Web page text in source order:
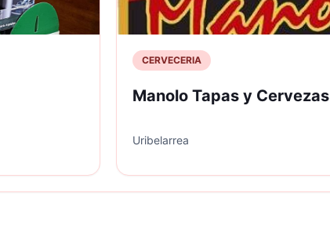
CERVECERIA
Manolo Tapas y Cervezas
Uribelarrea